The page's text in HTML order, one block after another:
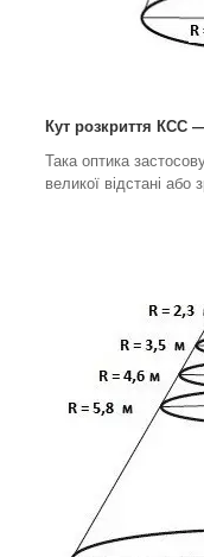
Кут розкриття КСС
Така оптика
великої відстані або